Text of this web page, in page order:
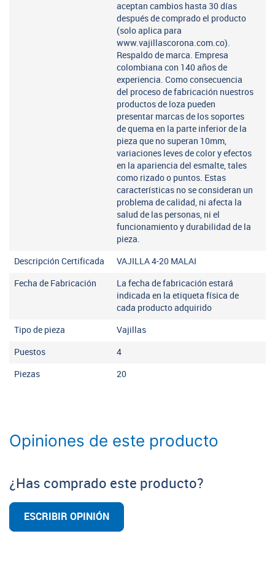
aceptan cambios hasta 30 días
después de comprado el producto
(solo aplica para
www.vajillascorona.com.co).
Respaldo de marca. Empresa
colombiana con 140 años de
experiencia. Como consecuencia
del proceso de fabricación nuestros
productos de loza pueden
presentar marcas de los soportes
de quema en la parte inferior de la
pieza que no superan 10mm,
variaciones leves de color y efectos
en la apariencia del esmalte, tales
como rizado o puntos. Estas
características no se consideran un
problema de calidad, ni afecta la
salud de las personas, ni el
funcionamiento y durabilidad de la
pieza.
Descripción Certificada VAJILLA 4-20 MALAI
Fecha de Fabricación
La fecha de fabricación estará
indicada en la etiqueta física de
cada producto adquirido
Tipo de pieza Vajillas
Puestos 4
Piezas 20
Opiniones de este producto
¿Has comprado este producto?
ESCRIBIR OPINIÓN